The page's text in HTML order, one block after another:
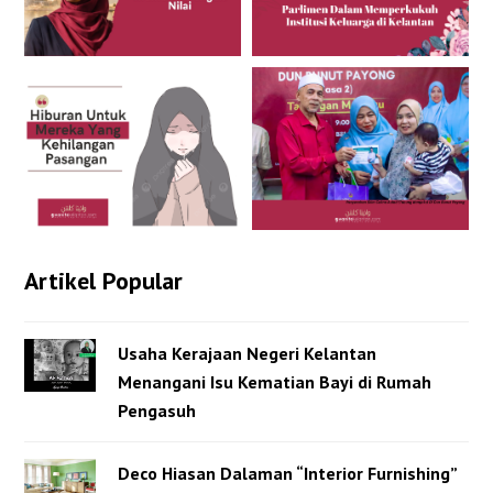
Artikel Popular
Usaha Kerajaan Negeri Kelantan
Menangani Isu Kematian Bayi di Rumah
Pengasuh
Deco Hiasan Dalaman “Interior Furnishing”